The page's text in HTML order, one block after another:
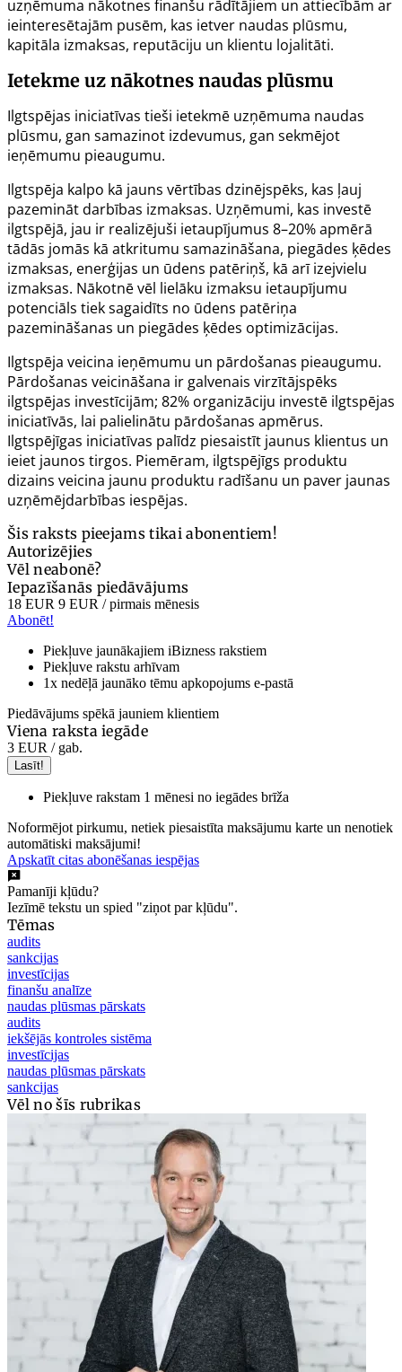
uzņēmuma nākotnes finanšu rādītājiem un attiecībām ar
ieinteresētajām pusēm, kas ietver naudas plūsmu,
kapitāla izmaksas, reputāciju un klientu lojalitāti.
Ietekme uz nākotnes naudas plūsmu
Ilgtspējas iniciatīvas tieši ietekmē uzņēmuma naudas
plūsmu, gan samazinot izdevumus, gan sekmējot
ieņēmumu pieaugumu.
Ilgtspēja kalpo kā jauns vērtības dzinējspēks, kas ļauj
pazemināt darbības izmaksas. Uzņēmumi, kas investē
ilgtspējā, jau ir realizējuši ietaupījumus 8–20% apmērā
tādās jomās kā atkritumu samazināšana, piegādes ķēdes
izmaksas, enerģijas un ūdens patēriņš, kā arī izejvielu
izmaksas. Nākotnē vēl lielāku izmaksu ietaupījumu
potenciāls tiek sagaidīts no ūdens patēriņa
pazemināšanas un piegādes ķēdes optimizācijas.
Ilgtspēja veicina ieņēmumu un pārdošanas pieaugumu.
Pārdošanas veicināšana ir galvenais virzītājspēks
ilgtspējas investīcijām; 82% organizāciju investē ilgtspējas
iniciatīvās, lai palielinātu pārdošanas apmērus.
Ilgtspējīgas iniciatīvas palīdz piesaistīt jaunus klientus un
ieiet jaunos tirgos. Piemēram, ilgtspējīgs produktu
dizains veicina jaunu produktu radīšanu un paver jaunas
uzņēmējdarbības iespējas.
Šis raksts pieejams tikai abonentiem!
Autorizējies
Vēl neabonē?
Iepazīšanās piedāvājums
18 EUR 9 EUR / pirmais mēnesis
Abonēt!
Piekļuve jaunākajiem iBizness rakstiem
Piekļuve rakstu arhīvam
1x nedēļā jaunāko tēmu apkopojums e-pastā
Piedāvājums spēkā jauniem klientiem
Viena raksta iegāde
3 EUR / gab.
Lasīt!
Piekļuve rakstam 1 mēnesi no iegādes brīža
Noformējot pirkumu, netiek piesaistīta maksājumu karte un nenotiek
automātiski maksājumi!
Apskatīt citas abonēšanas iespējas
Pamanīji kļūdu?
Iezīmē tekstu un spied "ziņot par kļūdu".
Tēmas
audits
sankcijas
investīcijas
finanšu analīze
naudas plūsmas pārskats
audits
iekšējās kontroles sistēma
investīcijas
naudas plūsmas pārskats
sankcijas
Vēl no šīs rubrikas